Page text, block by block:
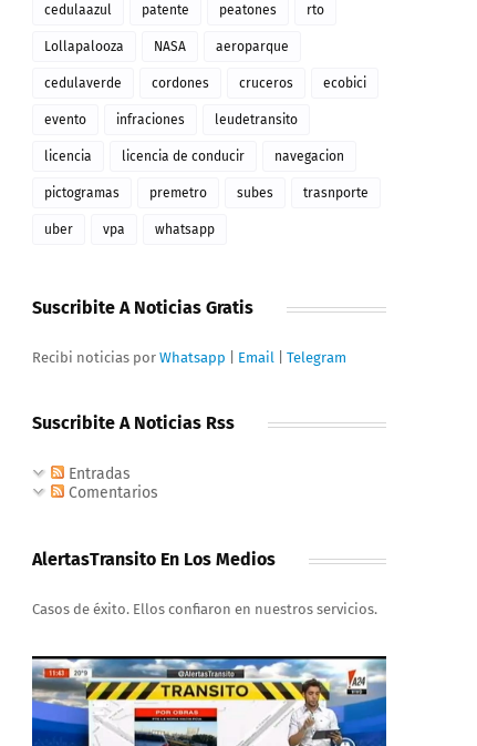
cedulaazul patente peatones rto
Lollapalooza NASA aeroparque
cedulaverde cordones cruceros ecobici
evento infraciones leudetransito
licencia licencia de conducir navegacion
pictogramas premetro subes trasnporte
uber vpa whatsapp
Suscribite A Noticias Gratis
Recibi noticias por Whatsapp Email Telegram
Suscribite A Noticias Rss
Entradas
Comentarios
AlertasTransito En Los Medios
Casos de éxito. Ellos confiaron en nuestros servicios.